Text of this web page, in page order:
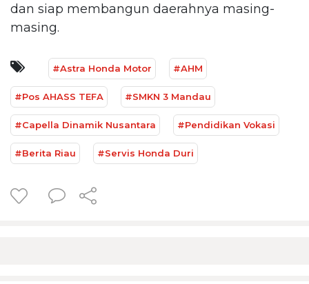
dan siap membangun daerahnya masing-
masing.
#Astra Honda Motor #AHM
#Pos AHASS TEFA #SMKN 3 Mandau
#Capella Dinamik Nusantara #Pendidikan Vokasi
#Berita Riau #Servis Honda Duri